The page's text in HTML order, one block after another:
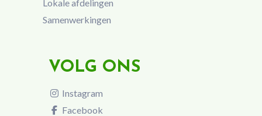
Lokale afdelingen
Samenwerkingen
VOLG ONS
Instagram
Facebook